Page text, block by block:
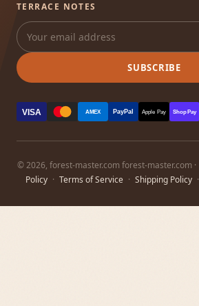
TERRACE NOTES
SUBSCRIBE
VISA AMEX PayPal Apple Pay Shop Pay
© 2026, forest-master.com forest-master.com ·
Policy · Terms of Service · Shipping Policy ·